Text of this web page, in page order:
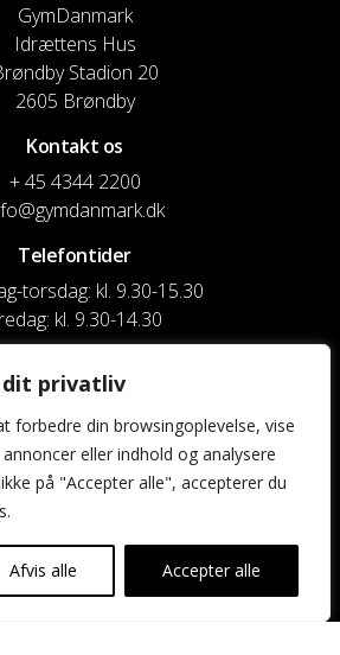
privatliv
forbedre din browsingoplevelse, vise
eller indhold og analysere
på "Accepter alle", accepterer du
Afvis alle Accepter alle
GymDanmark
Idrættens Hus
Stadion 20
2605 Brøndby
Kontakt os
+ 45 4344 2200
Telefontider
torsdag: kl. 9.30-15.30
kl. 9.30-14.30
CVR nr. 20916818
4180 3119119022
og cookies
Kontakt os
Kalender